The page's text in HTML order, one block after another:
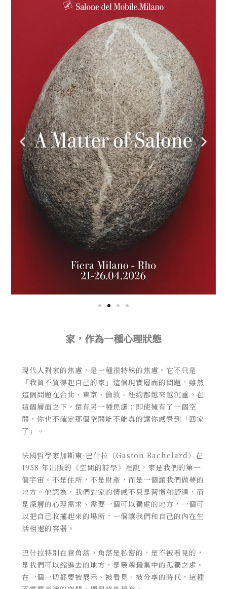
家，作為一種心理狀態
現代人對家的焦慮，是一種很特殊的焦慮。它不只是
「我買不買得起自己的家」這個現實層面的問題，雖然
這個問題在台北、東京、倫敦、紐約都越來越沉重。在
這個層面之下，還有另一種焦慮：即使擁有了一個空
間，你也不確定那個空間能不能真的讓你感覺到「回家
了」。
法國哲學家加斯東·巴什拉（Gaston Bachelard）在
1958 年出版的《空間的詩學》裡說，家是我們的第一
個宇宙。不是住所，不是財產，而是一個讓我們做夢的
地方。他認為，我們對家的情感不只是習慣和舒適，而
是深層的心理需求、需要一個可以獨處的地方，一個可
以把自己收攏起來的場所，一個讓我們和自己的內在生
活相遇的容器。
巴什拉特別在意角落。角落是私密的，是不被看見的，
是我們可以縮進去的地方，是靈魂最集中的孤獨之處。
在一個一切都要被展示、被看見、被分享的時代，這種